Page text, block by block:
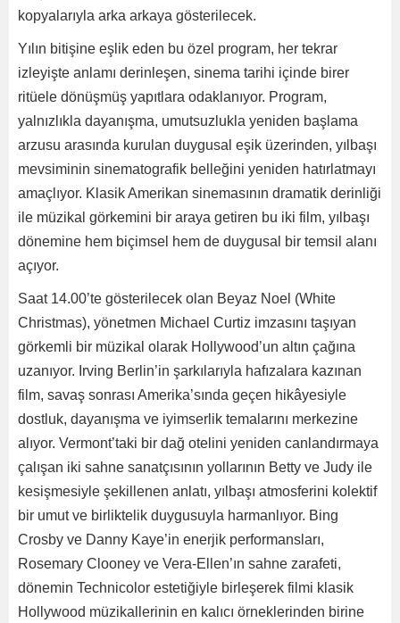
kopyalarıyla arka arkaya gösterilecek.
Yılın bitişine eşlik eden bu özel program, her tekrar
izleyişte anlamı derinleşen, sinema tarihi içinde birer
ritüele dönüşmüş yapıtlara odaklanıyor. Program,
yalnızlıkla dayanışma, umutsuzlukla yeniden başlama
arzusu arasında kurulan duygusal eşik üzerinden, yılbaşı
mevsiminin sinematografik belleğini yeniden hatırlatmayı
amaçlıyor. Klasik Amerikan sinemasının dramatik derinliği
ile müzikal görkemini bir araya getiren bu iki film, yılbaşı
dönemine hem biçimsel hem de duygusal bir temsil alanı
açıyor.
Saat 14.00’te gösterilecek olan Beyaz Noel (White
Christmas), yönetmen Michael Curtiz imzasını taşıyan
görkemli bir müzikal olarak Hollywood’un altın çağına
uzanıyor. Irving Berlin’in şarkılarıyla hafızalara kazınan
film, savaş sonrası Amerika’sında geçen hikâyesiyle
dostluk, dayanışma ve iyimserlik temalarını merkezine
alıyor. Vermont’taki bir dağ otelini yeniden canlandırmaya
çalışan iki sahne sanatçısının yollarının Betty ve Judy ile
kesişmesiyle şekillenen anlatı, yılbaşı atmosferini kolektif
bir umut ve birliktelik duygusuyla harmanlıyor. Bing
Crosby ve Danny Kaye’in enerjik performansları,
Rosemary Clooney ve Vera-Ellen’ın sahne zarafeti,
dönemin Technicolor estetiğiyle birleşerek filmi klasik
Hollywood müzikallerinin en kalıcı örneklerinden birine